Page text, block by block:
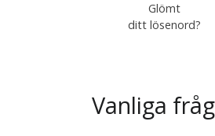
Glömt
ditt lösenord?
Vanliga